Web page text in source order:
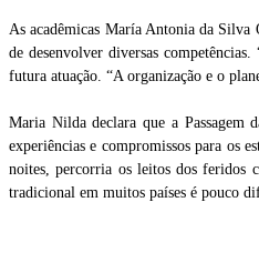
As acadêmicas María Antonia da Silva
de desenvolver diversas
futura atuação. “A organização e o
Maria Nilda declara que a Passagem
experiências e compromissos para os
noites, percorria os leitos dos feridos
tradicional em muitos países é pouco